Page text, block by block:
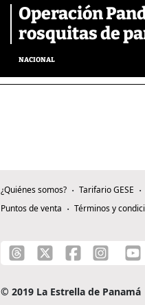
Operación
rosquitas de
NACIONAL
¿Quiénes somos? Tarifario GESE
Puntos de venta
Términos y
© 2019 La Estrella de Panamá